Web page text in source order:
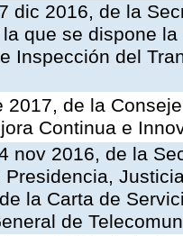
dic 2016, de la
que se dispone
Inspección del
2017, de la
Continua e
nov 2016, de la
Presidencia,
la Carta de
de